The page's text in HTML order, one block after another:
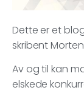
Dette er et
skribent
Av og til kan
elskede